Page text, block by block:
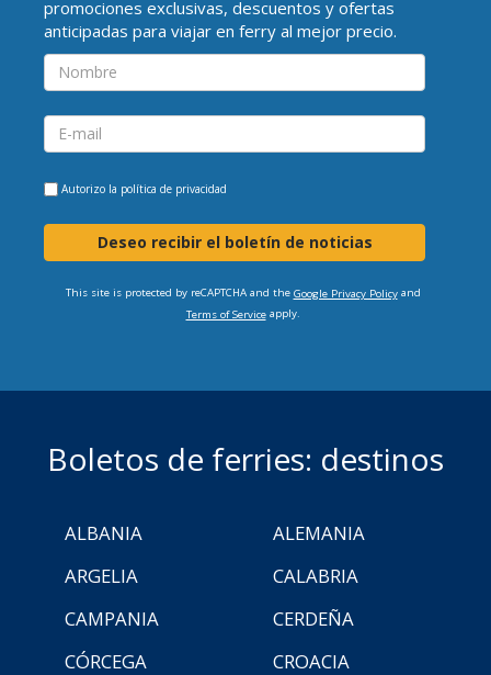
promociones exclusivas, descuentos y ofertas
anticipadas para viajar en ferry al mejor precio.
Autorizo la política de privacidad
Deseo recibir el boletín de noticias
This site is protected by reCAPTCHA and the Google Privacy Policyand
Terms of Serviceapply.
Boletos de ferries: destinos
ALBANIA
ALEMANIA
ARGELIA
CALABRIA
CAMPANIA
CERDEÑA
CÓRCEGA
CROACIA